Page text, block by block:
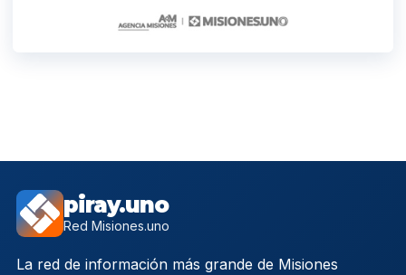
piray.uno
Red Misiones.uno
La red de información más grande de Misiones